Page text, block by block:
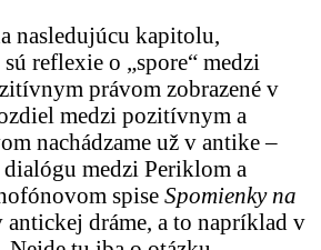
nasledujúcu kapitolu,
reflexie o „spore“ medzi
právom zobrazené v
medzi pozitívnym a
nachádzame už v antike –
medzi Periklom a
spise Spomienky na
antickej dráme, a to napríklad v